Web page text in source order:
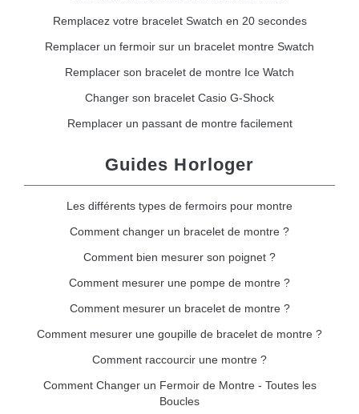
Remplacez votre bracelet Swatch en 20 secondes
Remplacer un fermoir sur un bracelet montre Swatch
Remplacer son bracelet de montre Ice Watch
Changer son bracelet Casio G-Shock
Remplacer un passant de montre facilement
Guides Horloger
Les différents types de fermoirs pour montre
Comment changer un bracelet de montre ?
Comment bien mesurer son poignet ?
Comment mesurer une pompe de montre ?
Comment mesurer un bracelet de montre ?
Comment mesurer une goupille de bracelet de montre ?
Comment raccourcir une montre ?
Comment Changer un Fermoir de Montre - Toutes les
Boucles